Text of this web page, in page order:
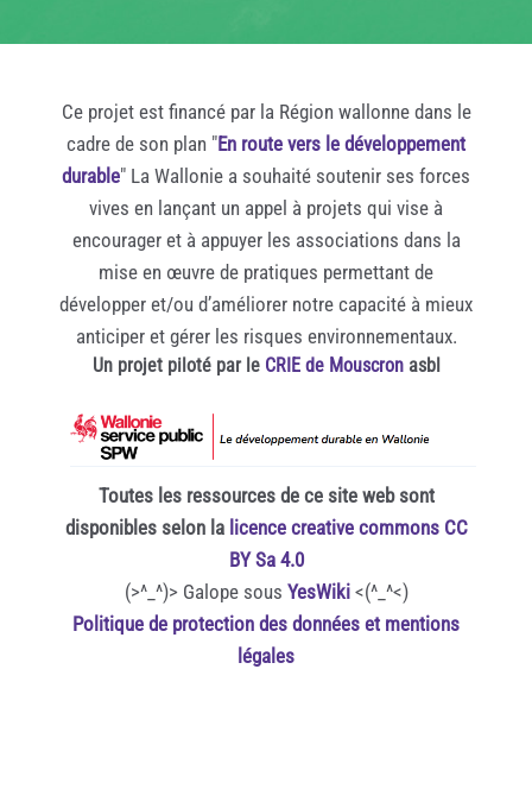
Ce projet est financé par la Région wallonne dans le
cadre de son plan "En route vers le développement
durable" La Wallonie a souhaité soutenir ses forces
vives en lançant un appel à projets qui vise à
encourager et à appuyer les associations dans la
mise en œuvre de pratiques permettant de
développer et/ou d’améliorer notre capacité à mieux
anticiper et gérer les risques environnementaux.
Un projet piloté par le CRIE de Mouscronasbl
Toutes les ressources de ce site web sont
disponibles selon la licence creative commons CC
BY Sa 4.0
(>^_^)> Galope sous YesWiki<(^_^<)
Politique de protection des données et mentions
légales